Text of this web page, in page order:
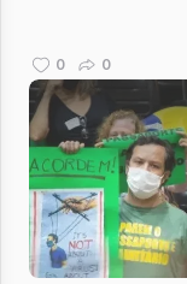
reunificação for...
0 0